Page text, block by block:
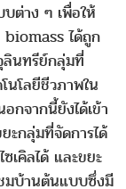
ต่าง ๆ เพื่อให้
ได้ถูก
ลินทรีย์กลุ่มที่
นโลยีชีวภาพใน
จากนี้ยังได้เข้า
ะกลุ่มที่จัดการได้
เคิลได้ และขยะ
มบ้านต้นแบบซึ่งมี